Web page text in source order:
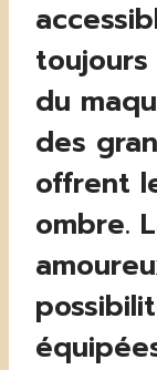
du
des
offrent
ombre.